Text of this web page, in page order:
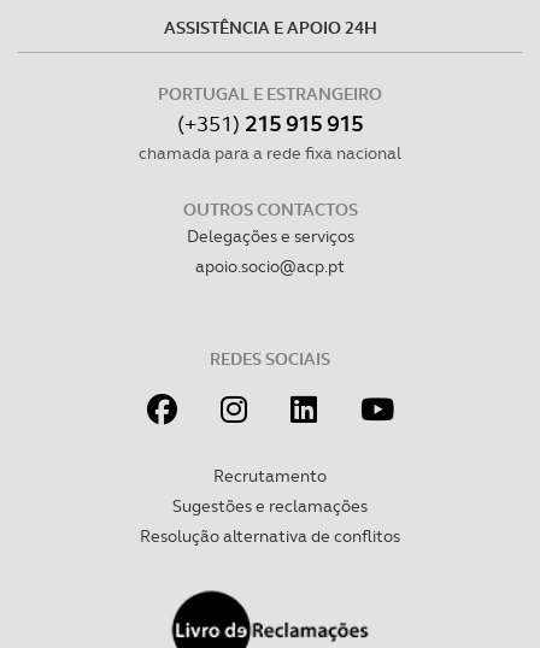
ASSISTÊNCIA E APOIO 24H
PORTUGAL E ESTRANGEIRO
(+351) 215 915 915
chamada para a rede fixa nacional
OUTROS CONTACTOS
Delegações e serviços
apoio.socio@acp.pt
REDES SOCIAIS
Recrutamento
Sugestões e reclamações
Resolução alternativa de conflitos